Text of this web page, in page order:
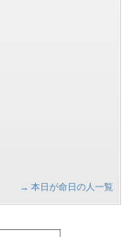
→ 本日が命日の人一覧